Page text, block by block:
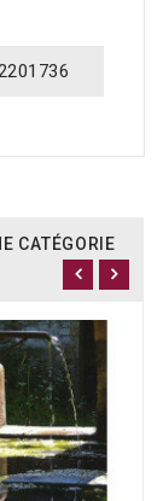
CATÉGORIE